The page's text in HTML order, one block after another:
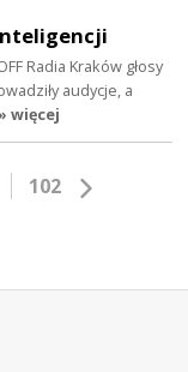
Radia Kraków głosy
audycje, a
więcej
102